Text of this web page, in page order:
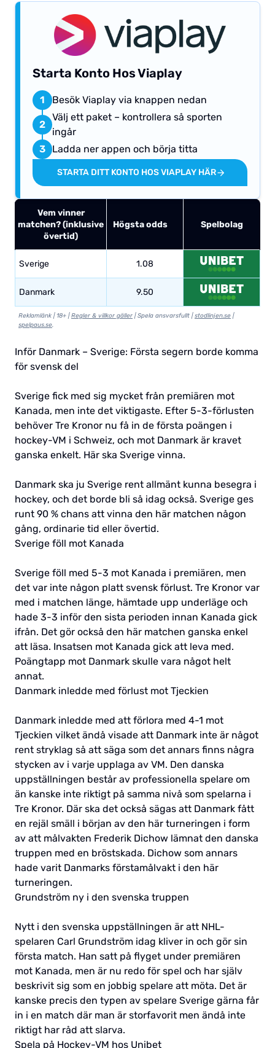
Starta Konto Hos Viaplay
1 Besök Viaplay via knappen nedan
2
Välj ett paket – kontrollera så sporten
ingår
3
Ladda ner appen och börja titta
STARTA DITT KONTO HOS VIAPLAY HÄR
Vem vinner
matchen? (inklusive
övertid)
Högsta odds Spelbolag
Sverige 1.08
Danmark 9.50
Reklamlänk | 18+ |Regler & villkor gäller | Spela ansvarsfullt |stodlinjen.se |
spelpaus.se.
Inför Danmark – Sverige: Första segern borde komma
för svensk del
Sverige fick med sig mycket från premiären mot
Kanada, men inte det viktigaste. Efter 5-3-förlusten
behöver Tre Kronor nu få in de första poängen i
hockey-VM i Schweiz, och mot Danmark är kravet
ganska enkelt. Här ska Sverige vinna.
Danmark ska ju Sverige rent allmänt kunna besegra i
hockey, och det borde bli så idag också. Sverige ges
runt 90 % chans att vinna den här matchen någon
gång, ordinarie tid eller övertid.
Sverige föll mot Kanada
Sverige föll med 5-3 mot Kanada i premiären, men
det var inte någon platt svensk förlust. Tre Kronor var
med i matchen länge, hämtade upp underläge och
hade 3-3 inför den sista perioden innan Kanada gick
ifrån. Det gör också den här matchen ganska enkel
att läsa. Insatsen mot Kanada gick att leva med.
Poängtapp mot Danmark skulle vara något helt
annat.
Danmark inledde med förlust mot Tjeckien
Danmark inledde med att förlora med 4-1 mot
Tjeckien vilket ändå visade att Danmark inte är något
rent stryklag så att säga som det annars finns några
stycken av i varje upplaga av VM. Den danska
uppställningen består av professionella spelare om
än kanske inte riktigt på samma nivå som spelarna i
Tre Kronor. Där ska det också sägas att Danmark fått
en rejäl smäll i början av den här turneringen i form
av att målvakten Frederik Dichow lämnat den danska
truppen med en bröstskada. Dichow som annars
hade varit Danmarks förstamålvakt i den här
turneringen.
Grundström ny i den svenska truppen
Nytt i den svenska uppställningen är att NHL-
spelaren Carl Grundström idag kliver in och gör sin
första match. Han satt på flyget under premiären
mot Kanada, men är nu redo för spel och har själv
beskrivit sig som en jobbig spelare att möta. Det är
kanske precis den typen av spelare Sverige gärna får
in i en match där man är storfavorit men ändå inte
riktigt har råd att slarva.
Spela på Hockey-VM hos Unibet